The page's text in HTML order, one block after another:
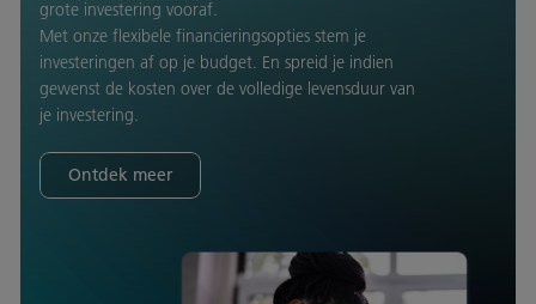
grote investering vooraf.
Met onze flexibele financieringsopties stem je
investeringen af op je budget. En spreid je indien
gewenst de kosten over de volledige levensduur van
je investering.
Ontdek meer